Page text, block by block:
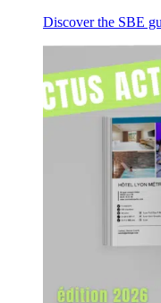
Discover the SBE